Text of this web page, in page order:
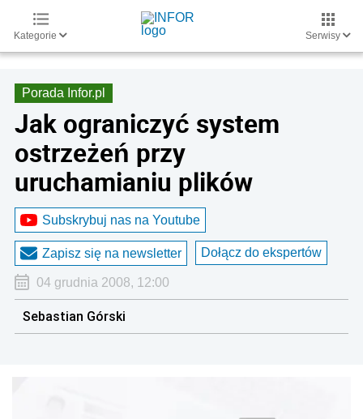
Kategorie Serwisy
Porada Infor.pl
Jak ograniczyć system
ostrzeżeń przy
uruchamianiu plików
Subskrybuj nas na Youtube
Zapisz się na newsletter Dołącz do ekspertów
04 grudnia 2008, 12:00
Sebastian Górski